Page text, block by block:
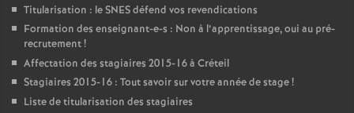
Titularisation : leSNESdéfend vos revendications
Formation des enseignant-e-s : Non à l’apprentissage, oui au pré-
recrutement!
Affectation des stagiaires 2015-16 à Créteil
Stagiaires 2015-16 : Tout savoir sur votre année de stage!
Liste de titularisation des stagiaires